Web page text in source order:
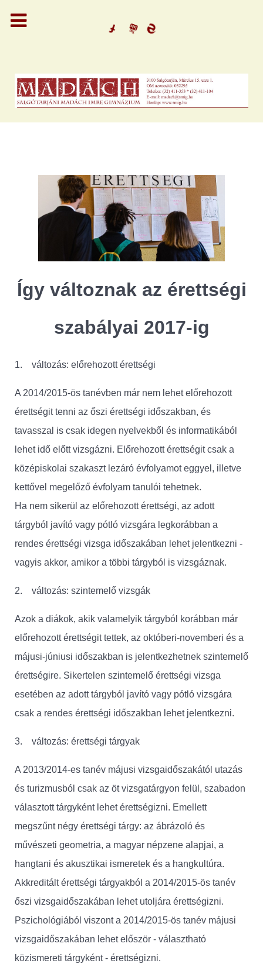
Így változnak az érettségi
szabályai 2017-ig
1. változás: előrehozott érettségi
A 2014/2015-ös tanévben már nem lehet előrehozott
érettségit tenni az őszi érettségi időszakban, és
tavasszal is csak idegen nyelvekből és informatikából
lehet idő előtt vizsgázni. Előrehozott érettségit csak a
középiskolai szakaszt lezáró évfolyamot eggyel, illetve
kettővel megelőző évfolyam tanulói tehetnek.
Ha nem sikerül az előrehozott érettségi, az adott
tárgyból javító vagy pótló vizsgára legkorábban a
rendes érettségi vizsga időszakában lehet jelentkezni -
vagyis akkor, amikor a többi tárgyból is vizsgáznak.
2. változás: szintemelő vizsgák
Azok a diákok, akik valamelyik tárgyból korábban már
előrehozott érettségit tettek, az októberi-novemberi és a
májusi-júniusi időszakban is jelentkezhetnek szintemelő
érettségire. Sikertelen szintemelő érettségi vizsga
esetében az adott tárgyból javító vagy pótló vizsgára
csak a rendes érettségi időszakban lehet jelentkezni.
3. változás: érettségi tárgyak
A 2013/2014-es tanév májusi vizsgaidőszakától utazás
és turizmusból csak az öt vizsgatárgyon felül, szabadon
választott tárgyként lehet érettségizni. Emellett
megszűnt négy érettségi tárgy: az ábrázoló és
művészeti geometria, a magyar népzene alapjai, a
hangtani és akusztikai ismeretek és a hangkultúra.
Akkreditált érettségi tárgyakból a 2014/2015-ös tanév
őszi vizsgaidőszakában lehet utoljára érettségizni.
Pszichológiából viszont a 2014/2015-ös tanév májusi
vizsgaidőszakában lehet először - választható
közismereti tárgyként - érettségizni.